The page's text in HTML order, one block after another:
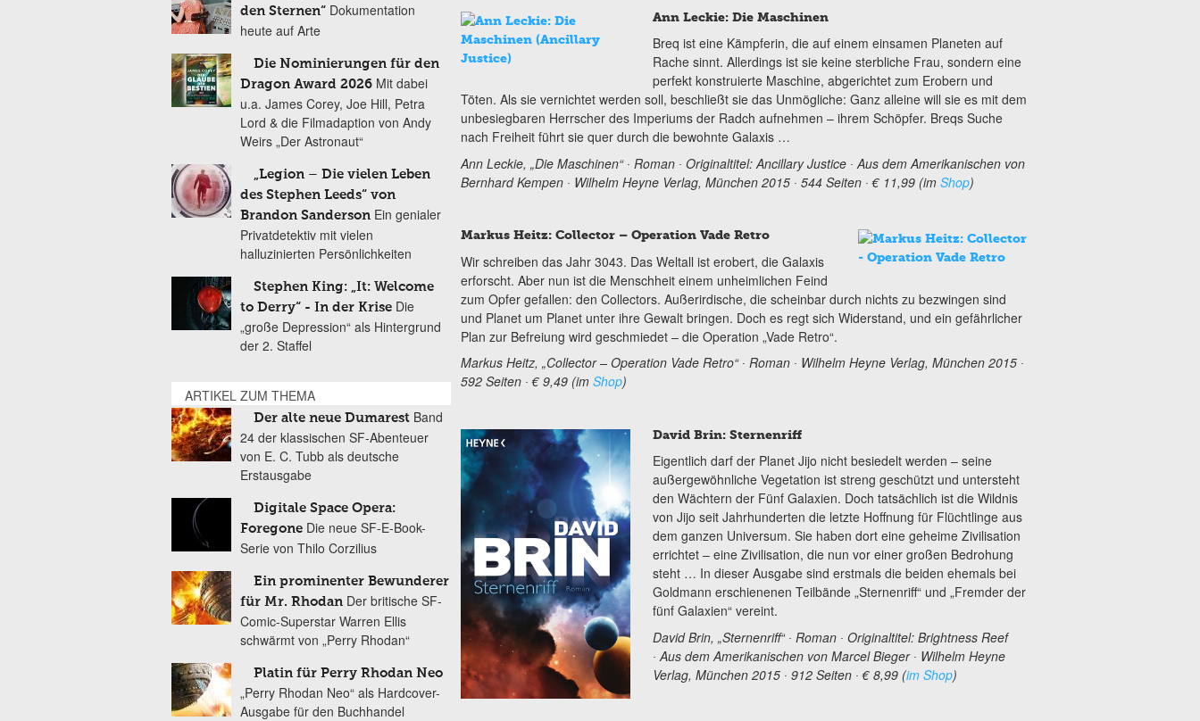
Ann Leckie: Die Maschinen
Breq ist eine Kämpferin, die auf einem einsamen Planeten auf
Rache sinnt. Allerdings ist sie keine sterbliche Frau, sondern eine
perfekt konstruierte Maschine, abgerichtet zum Erobern und
Töten. Als sie vernichtet werden soll, beschließt sie das Unmögliche: Ganz alleine will sie es mit dem
unbesiegbaren Herrscher des Imperiums der Radch aufnehmen – ihrem Schöpfer. Breqs Suche
nach Freiheit führt sie quer durch die bewohnte Galaxis …
Ann Leckie, „Die Maschinen“ ∙ Roman ∙ Originaltitel: Ancillary Justice ∙ Aus dem Amerikanischen von
Bernhard Kempen ∙ Wilhelm Heyne Verlag, München 2015 ∙ 544 Seiten ∙ € 11,99 (im Shop)
Markus Heitz: Collector – Operation Vade Retro
Wir schreiben das Jahr 3043. Das Weltall ist erobert, die Galaxis
erforscht. Aber nun ist die Menschheit einem unheimlichen Feind
zum Opfer gefallen: den Collectors. Außerirdische, die scheinbar durch nichts zu bezwingen sind
und Planet um Planet unter ihre Gewalt bringen. Doch es regt sich Widerstand, und ein gefährlicher
Plan zur Befreiung wird geschmiedet – die Operation „Vade Retro“.
Markus Heitz, „Collector – Operation Vade Retro“ ∙ Roman ∙ Wilhelm Heyne Verlag, München 2015 ∙
592 Seiten ∙ € 9,49 (im Shop)
David Brin: Sternenriff
Eigentlich darf der Planet Jijo nicht besiedelt werden – seine
außergewöhnliche Vegetation ist streng geschützt und untersteht
den Wächtern der Fünf Galaxien. Doch tatsächlich ist die Wildnis
von Jijo seit Jahrhunderten die letzte Hoffnung für Flüchtlinge aus
dem ganzen Universum. Sie haben dort eine geheime Zivilisation
errichtet – eine Zivilisation, die nun vor einer großen Bedrohung
steht … In dieser Ausgabe sind erstmals die beiden ehemals bei
Goldmann erschienenen Teilbände „Sternenriff“ und „Fremder der
fünf Galaxien“ vereint.
David Brin, „Sternenriff“ ∙ Roman ∙ Originaltitel: Brightness Reef
∙ Aus dem Amerikanischen von Marcel Bieger ∙ Wilhelm Heyne
Verlag, München 2015 ∙ 912 Seiten ∙ € 8,99 (im Shop)
den Sternen“ Dokumentation
heute auf Arte
Die Nominierungen für den
Dragon Award 2026 Mit dabei
u.a. James Corey, Joe Hill, Petra
Lord & die Filmadaption von Andy
Weirs „Der Astronaut“
„Legion – Die vielen Leben
des Stephen Leeds“ von
Brandon Sanderson Ein genialer
Privatdetektiv mit vielen
halluzinierten Persönlichkeiten
Stephen King: „It: Welcome
to Derry“ - In der Krise Die
„große Depression“ als Hintergrund
der 2. Staffel
ARTIKEL ZUM THEMA
Der alte neue Dumarest Band
24 der klassischen SF-Abenteuer
von E. C. Tubb als deutsche
Erstausgabe
Digitale Space Opera:
Foregone Die neue SF-E-Book-
Serie von Thilo Corzilius
Ein prominenter Bewunderer
für Mr. Rhodan Der britische SF-
Comic-Superstar Warren Ellis
schwärmt von „Perry Rhodan“
Platin für Perry Rhodan Neo
„Perry Rhodan Neo“ als Hardcover-
Ausgabe für den Buchhandel